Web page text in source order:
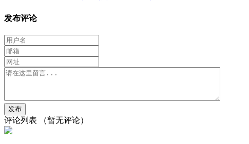
发布评论
评论列表 （暂无评论）